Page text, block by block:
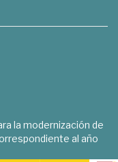
la modernización de
al año